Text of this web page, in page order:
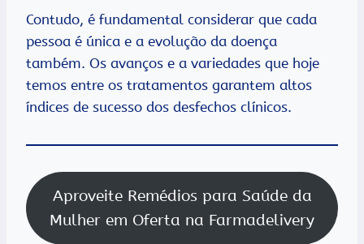
Contudo, é fundamental considerar que cada
pessoa é única e a evolução da doença
também. Os avanços e a variedades que hoje
temos entre os tratamentos garantem altos
índices de sucesso dos desfechos clínicos.
Aproveite Remédios para Saúde da
Mulher em Oferta na Farmadelivery